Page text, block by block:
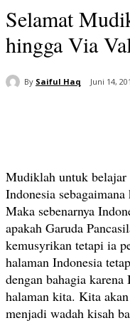
Selamat
hingga Via
By Saiful Haq Juni 14,
Mudiklah untuk
Indonesia
Maka sebenarnya
apakah Garuda
kemusyrikan tetapi ia
halaman Indonesia
dengan bahagia
halaman kita. Kita
menjadi wadah kisah